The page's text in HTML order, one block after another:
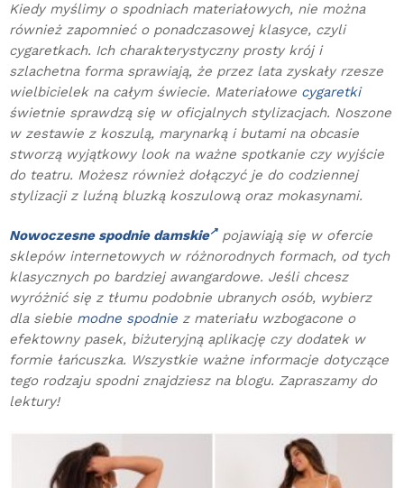
Kiedy myślimy o spodniach materiałowych, nie można
również zapomnieć o ponadczasowej klasyce, czyli
cygaretkach. Ich charakterystyczny prosty krój i
szlachetna forma sprawiają, że przez lata zyskały rzesze
wielbicielek na całym świecie. Materiałowe cygaretki
świetnie sprawdzą się w oficjalnych stylizacjach. Noszone
w zestawie z koszulą, marynarką i butami na obcasie
stworzą wyjątkowy look na ważne spotkanie czy wyjście
do teatru. Możesz również dołączyć je do codziennej
stylizacji z luźną bluzką koszulową oraz mokasynami.
Nowoczesne spodnie damskie pojawiają się w ofercie
sklepów internetowych w różnorodnych formach, od tych
klasycznych po bardziej awangardowe. Jeśli chcesz
wyróżnić się z tłumu podobnie ubranych osób, wybierz
dla siebie modne spodnie z materiału wzbogacone o
efektowny pasek, biżuteryjną aplikację czy dodatek w
formie łańcuszka. Wszystkie ważne informacje dotyczące
tego rodzaju spodni znajdziesz na blogu. Zapraszamy do
lektury!